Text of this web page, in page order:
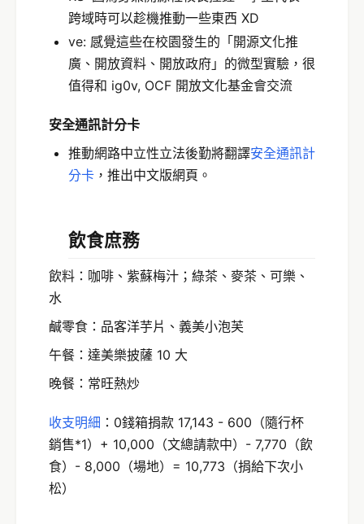
跨域時可以趁機推動一些東西 XD
ve: 感覺這些在校園發生的「開源文化推
廣、開放資料、開放政府」的微型實驗，很
值得和 ig0v, OCF 開放文化基金會交流
安全通訊計分卡
推動網路中立性立法後勤將翻譯安全通訊計
分卡 ，推出中文版網頁。
飲食庶務
飲料：咖啡、紫蘇梅汁；綠茶、麥茶、可樂、
水
鹹零食：品客洋芋片、義美小泡芙
午餐：達美樂披薩 10 大
晚餐：常旺熱炒
收支明細 ：0錢箱捐款 17,143 - 600（隨行杯
銷售*1）+ 10,000（文總請款中）- 7,770（飲
食）- 8,000（場地）= 10,773（捐給下次小
松）